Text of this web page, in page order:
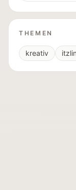
THEMEN
kreativ